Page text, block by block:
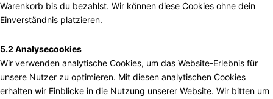
Warenkorb bis du bezahlst. Wir können diese Cookies ohne dein
Einverständnis platzieren.
5.2 Analysecookies
Wir verwenden analytische Cookies, um das Website-Erlebnis für
unsere Nutzer zu optimieren. Mit diesen analytischen Cookies
erhalten wir Einblicke in die Nutzung unserer Website. Wir bitten um